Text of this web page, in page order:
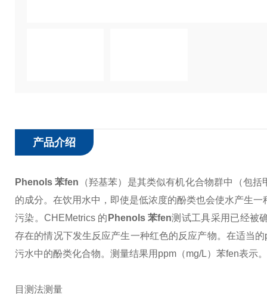
产品介绍
Phenols 苯fen （羟基苯）是其类似有机化合物群中（包
的成分。在饮用水中，即使是低浓度的酚类也会使水产生
污染。 CHEMetrics 的 Phenols 苯fen测试工具采用已经被
存在的情况下发生反应产生一种红色的反应产物。在适当
污水中的酚类化合物。测量结果用ppm（mg/L）苯fen表示。
目测法测量